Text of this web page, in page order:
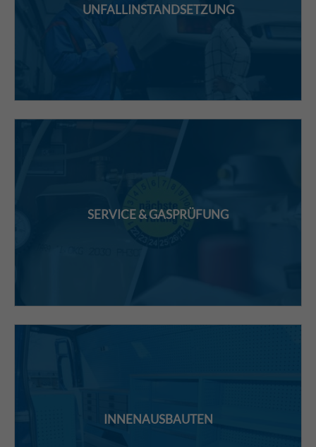
UNFALLINSTANDSETZUNG
SERVICE & GASPRÜFUNG
INNENAUSBAUTEN